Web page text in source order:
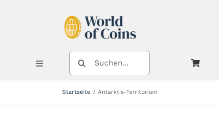
Toggle
Navigation
SUCHE
NACH:
Startseite Antarktis-Territorium